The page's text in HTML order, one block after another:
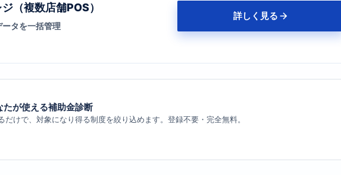
（複数店舗POS）
ータを一括管理
詳しく見る
が使える補助金診断
だけで、対象になり得る制度を絞り込めます。登録不要・完全無料。